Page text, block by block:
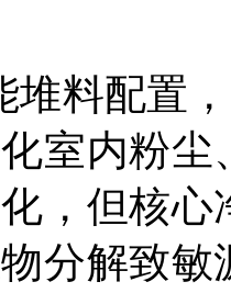
料配置，
室内粉
，但核
分解致